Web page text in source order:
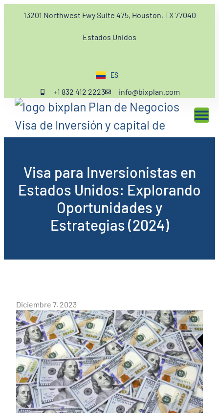
13201 Northwest Fwy Suite 475, Houston, TX 77040
Estados Unidos
ES
EN
+1 832 412 2223 info@bixplan.com
Visa para Inversionistas en
Estados Unidos: Explorando
Oportunidades y
Estrategias (2024)
Diciembre 7, 2023